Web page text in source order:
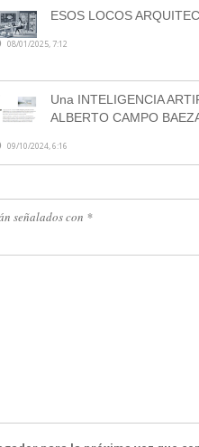
ESOS LOCOS
08/01/2025, 7:12
Una INTELIGENCIA
ALBERTO CAMPO
09/10/2024, 6:16
señalados con *